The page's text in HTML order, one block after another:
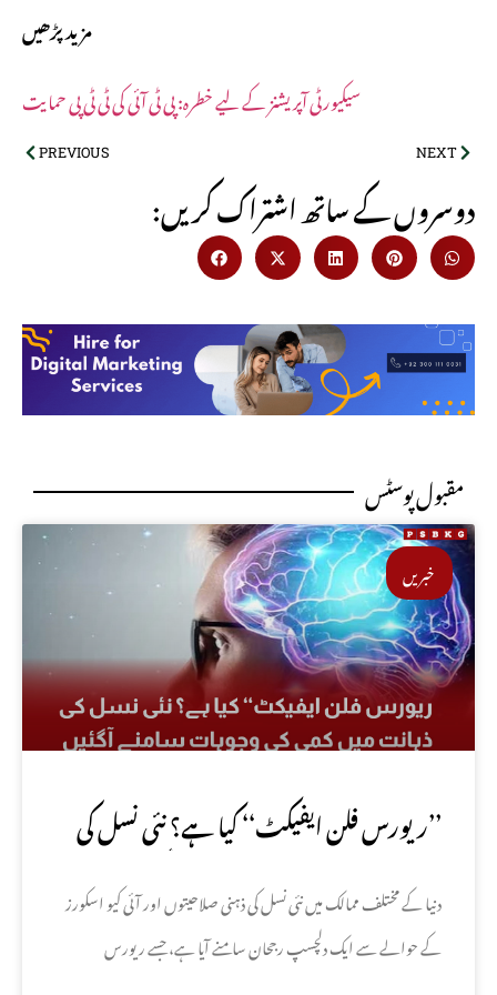
مزید پڑھیں
سیکیورٹی آپریشنز کے لیے خطرہ: پی ٹی آئی کی ٹی ٹی پی حمایت
PREVIOUS NEXT
:دوسروں کے ساتھ اشتراک کریں
مقبول پوسٹس
خبریں
’’ریورس فلن ایفیکٹ‘‘ کیا ہے؟ نئی نسل کی
ذہانت میں کمی کی وجوہات سامنے آگئیں
دنیا کے مختلف ممالک میں نئی نسل کی ذہنی صلاحیتوں اور آئی کیو اسکورز
کے حوالے سے ایک دلچسپ رجحان سامنے آیا ہے، جسے ریورس